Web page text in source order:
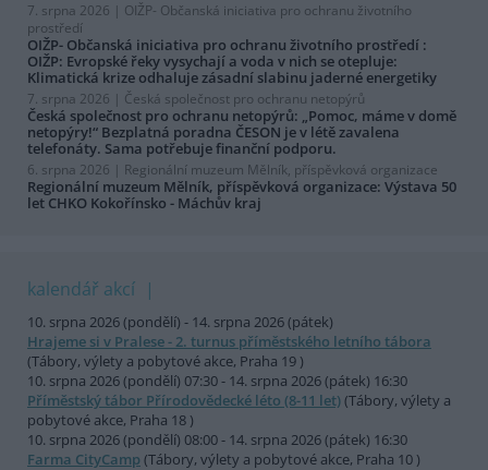
7. srpna 2026 | OIŽP- Občanská iniciativa pro ochranu životního
prostředí
OIŽP- Občanská iniciativa pro ochranu životního prostředí :
OIŽP: Evropské řeky vysychají a voda v nich se otepluje:
Klimatická krize odhaluje zásadní slabinu jaderné energetiky
7. srpna 2026 | Česká společnost pro ochranu netopýrů
Česká společnost pro ochranu netopýrů: „Pomoc, máme v domě
netopýry!“ Bezplatná poradna ČESON je v létě zavalena
telefonáty. Sama potřebuje finanční podporu.
6. srpna 2026 | Regionální muzeum Mělník, příspěvková organizace
Regionální muzeum Mělník, příspěvková organizace: Výstava 50
let CHKO Kokořínsko - Máchův kraj
kalendář akcí
10. srpna 2026 (pondělí) - 14. srpna 2026 (pátek)
Hrajeme si v Pralese - 2. turnus příměstského letního tábora
(Tábory, výlety a pobytové akce, Praha 19 )
10. srpna 2026 (pondělí) 07:30 - 14. srpna 2026 (pátek) 16:30
Příměstský tábor Přírodovědecké léto (8-11 let)(Tábory, výlety a
pobytové akce, Praha 18 )
10. srpna 2026 (pondělí) 08:00 - 14. srpna 2026 (pátek) 16:30
Farma CityCamp (Tábory, výlety a pobytové akce, Praha 10 )